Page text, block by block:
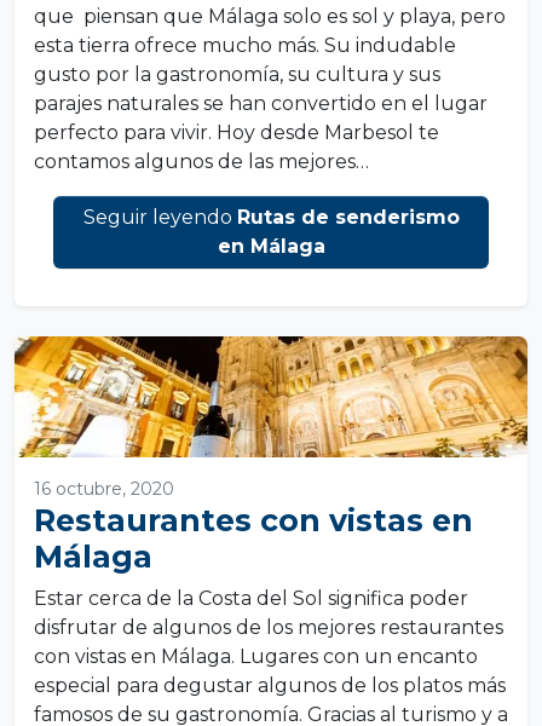
que piensan que Málaga solo es sol y playa, pero
esta tierra ofrece mucho más. Su indudable
gusto por la gastronomía, su cultura y sus
parajes naturales se han convertido en el lugar
perfecto para vivir. Hoy desde Marbesol te
contamos algunos de las mejores…
Seguir leyendo Rutas de senderismo
en Málaga
16 octubre, 2020
Restaurantes con vistas en
Málaga
Estar cerca de la Costa del Sol significa poder
disfrutar de algunos de los mejores restaurantes
con vistas en Málaga. Lugares con un encanto
especial para degustar algunos de los platos más
famosos de su gastronomía. Gracias al turismo y a